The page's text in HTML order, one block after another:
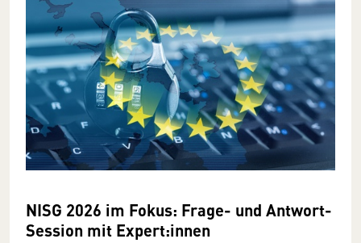
NISG 2026 im Fokus: Frage- und Antwort-
Session mit Expert:innen